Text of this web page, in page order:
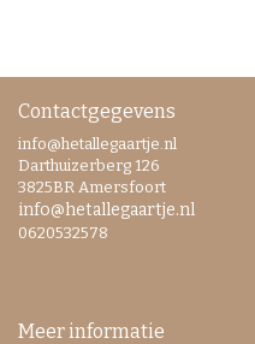
Contactgegevens
info@hetallegaartje.nl
Darthuizerberg 126
3825BR Amersfoort
info@hetallegaartje.nl
0620532578
Meer informatie